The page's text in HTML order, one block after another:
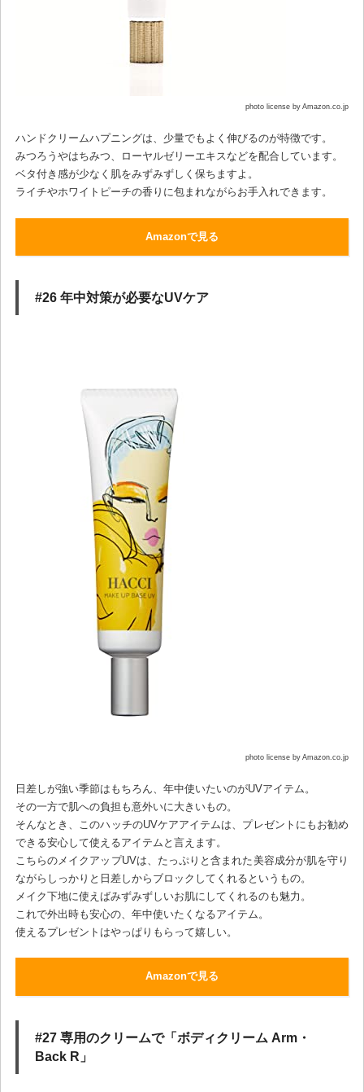
photo license by Amazon.co.jp
ハンドクリームハプニングは、少量でもよく伸びるのが特徴です。
みつろうやはちみつ、ローヤルゼリーエキスなどを配合しています。
ベタ付き感が少なく肌をみずみずしく保ちますよ。
ライチやホワイトピーチの香りに包まれながらお手入れできます。
Amazonで見る
#26 年中対策が必要なUVケア
photo license by Amazon.co.jp
日差しが強い季節はもちろん、年中使いたいのがUVアイテム。
その一方で肌への負担も意外いに大きいもの。
そんなとき、このハッチのUVケアアイテムは、プレゼントにもお勧め
できる安心して使えるアイテムと言えます。
こちらのメイクアップUVは、たっぷりと含まれた美容成分が肌を守り
ながらしっかりと日差しからブロックしてくれるというもの。
メイク下地に使えばみずみずしいお肌にしてくれるのも魅力。
これで外出時も安心の、年中使いたくなるアイテム。
使えるプレゼントはやっぱりもらって嬉しい。
Amazonで見る
#27 専用のクリームで「ボディクリーム Arm・
Back R」